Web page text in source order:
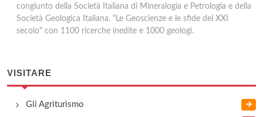
congiunto della Società Italiana di Mineralogia e Petrologia e della
Società Geologica Italiana. "Le Geoscienze e le sfide del XXI
secolo" con 1100 ricerche inedite e 1000 geologi.
VISITARE
Gli Agriturismo